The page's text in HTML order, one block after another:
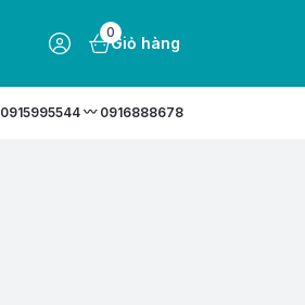
0
Giỏ hàng
0915995544 〰️ 0916888678